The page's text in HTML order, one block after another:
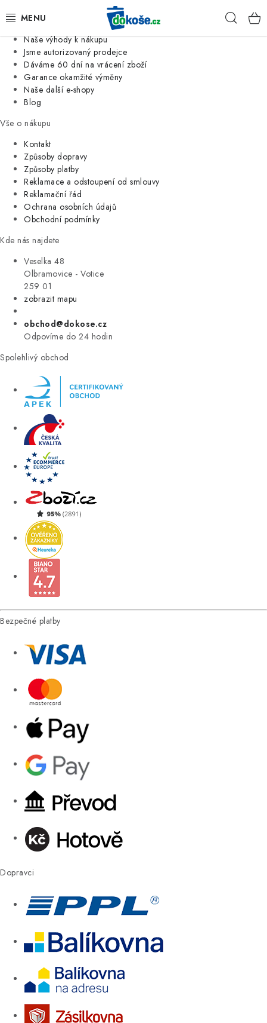
Jsme tradiční česká firma
Naše výhody k nákupu
Jsme autorizovaný prodejce
Dáváme 60 dní na vrácení zboží
Garance okamžité výměny
Naše další e-shopy
Blog
Vše o nákupu
Kontakt
Způsoby dopravy
Způsoby platby
Reklamace a odstoupení od smlouvy
Reklamační řád
Ochrana osobních údajů
Obchodní podmínky
Kde nás najdete
Veselka 48
Olbramovice - Votice
259 01
zobrazit mapu
obchod@dokose.cz
Odpovíme do 24 hodin
Spolehlivý obchod
Bezpečné platby
Dopravci
KOŠE
SÁČKY
KUCHYNĚ
ORGANIZACE
DOMÁCNOST
ÚKLID
VÝPRODEJ
ZNAČKY
Úvod Kontakt Blog
Moje objednávka